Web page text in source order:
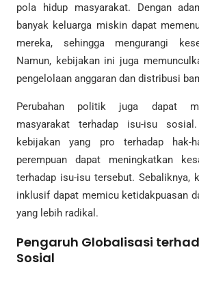
pola hidup masyarakat. Dengan
banyak keluarga miskin dapat
mereka, sehingga mengurangi
Namun, kebijakan ini juga
pengelolaan anggaran dan distribusi
Perubahan politik juga dapat
masyarakat terhadap isu-isu
kebijakan yang pro terhadap hak-
perempuan dapat meningkatkan
terhadap isu-isu tersebut. Sebaliknya,
inklusif dapat memicu ketidakpuasan
yang lebih radikal.
Pengaruh Globalisasi
Sosial